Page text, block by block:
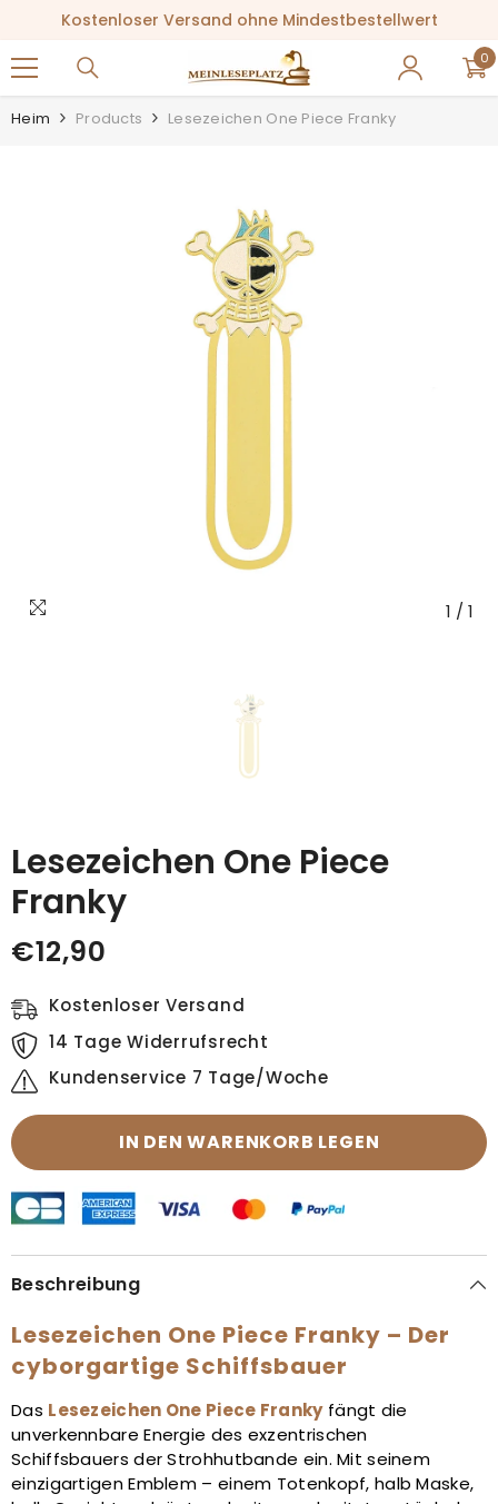
Kostenloser Versand ohne Mindestbestellwert
0
0
Heim Products Lesezeichen One Piece Franky
1 / 1
Lesezeichen One Piece
Franky
€12,90
Kostenloser Versand
14 Tage Widerrufsrecht
Kundenservice 7 Tage/Woche
IN DEN WARENKORB LEGEN
Beschreibung
Lesezeichen One Piece Franky – Der
cyborgartige Schiffsbauer
Das Lesezeichen One Piece Frankyfängt die
unverkennbare Energie des exzentrischen
Schiffsbauers der Strohhutbande ein. Mit seinem
einzigartigen Emblem – einem Totenkopf, halb Maske,